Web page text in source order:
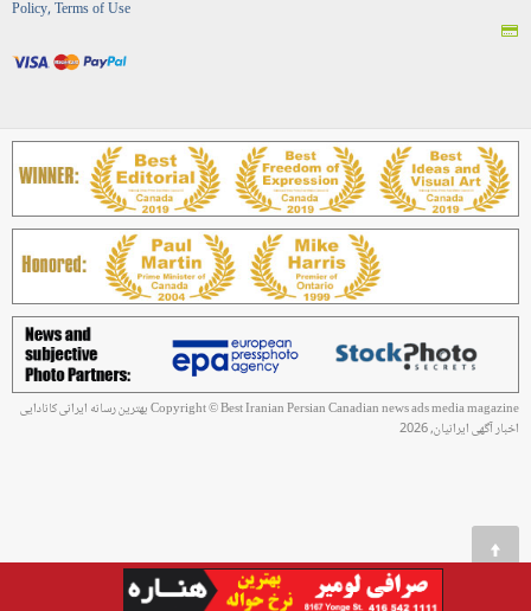
Policy, Terms of Use
Copyright © Best Iranian Persian Canadian news ads media magazine بهترین رسانه ایرانی کانادایی
اخبار آگهی ایرانیان, 2026